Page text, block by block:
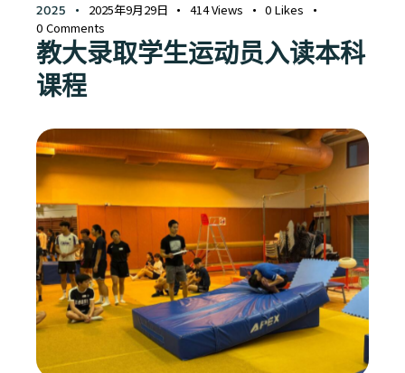
2025 2025年9月29日 414 Views 0 Likes
0 Comments
教大录取学生运动员入读本科
课程